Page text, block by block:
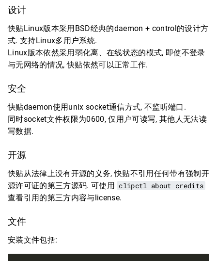
设计
快贴Linux版本采用BSD经典的daemon + control的设计方
式. 支持Linux多用户系统.
Linux版本依然采用弱化离、在线状态的模式, 即使不登录
与无网络的情况, 快贴依然可以正常工作.
安全
快贴daemon使用unix socket通信方式, 不监听端口.
同时socket文件权限为0600, 仅用户可读写, 其他人无法读
写数据.
开源
快贴从法律上没有开源的义务, 快贴不引用任何带有强制开
源许可证的第三方源码. 可使用
clipctl about credits
查看引用的第三方内容与license.
文件
安装文件包括: